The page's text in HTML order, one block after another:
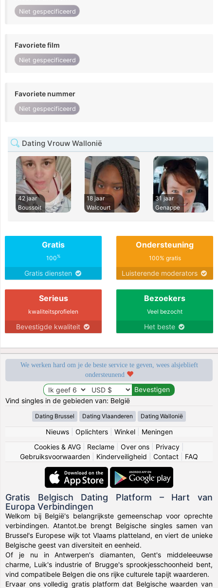
Niet gespecificeerd
Favoriete film
Niet gespecificeerd
Favoriete nummer
Niet gespecificeerd
Dating Vrouw Wallonië
42 jaar
Boussoit
18 jaar
Walcourt
31 jaar
Genappe
Gratis
100%
Gratis diensten
Ondersteuning
100% gratis
Luisterende moderators
Serieus
kwaliteitsprofielen
Bevestigde kwaliteit
Bezoekers
Veel bezocht
Het beste
We werken hard om je de beste service te geven, wees alsjeblieft
ondersteunend
Vind singles in de gebieden van: België
Dating Brussel Dating Vlaanderen Dating Wallonië
Nieuws| Oplichters| Winkel| Meningen
Cookies & AVG
Reclame Over ons Privacy
Gebruiksvoorwaarden
Kinderveiligheid Contact FAQ
Gratis Belgisch Dating Platform – Hart van
Europa Verbindingen
Welkom bij België's belangrijkste gemeenschap voor oprechte
verbindingen. Atantot.be brengt Belgische singles samen van
Brussel's Europese wijk tot Vlaams platteland, en viert de unieke
Belgische geest van diversiteit en eenheid.
Of je nu in Antwerpen's diamanten, Gent's middeleeuwse
charme, Luik's industrie of Brugge's sprookjesschoonheid bent,
vind compatibele Belgen die ons rijke culturele tapijt waarderen.
Ervaar ons volledig gratis platform dat Belgische waarden van